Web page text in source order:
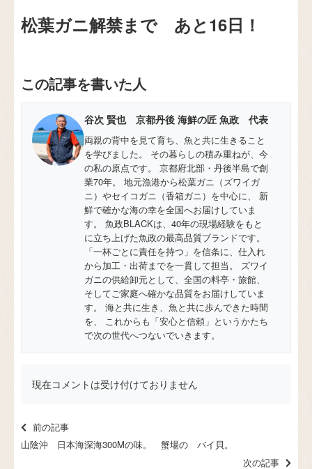
松葉ガニ解禁まで あと16日！
この記事を書いた人
谷次 賢也 京都丹後 海鮮の匠 魚政 代表
両親の背中を見て育ち、魚と共に生きること
を学びました。 その暮らしの積み重ねが、今
の私の原点です。 京都府北部・丹後半島で創
業70年。 地元漁港から松葉ガニ（ズワイガ
ニ）やセイコガニ（香箱ガニ）を中心に、 新
鮮で確かな海の幸を全国へお届けしていま
す。 魚政BLACKは、40年の現場経験をもと
に立ち上げた魚政の最高品質ブランドです。
「一杯ごとに責任を持つ」を信条に、仕入れ
から加工・出荷までを一貫して担当。 ズワイ
ガニの供給卸元として、全国の料亭・旅館、
そしてご家庭へ確かな品質をお届けしていま
す。 海と共に生き、魚と共に歩んできた時間
を、 これからも「安心と信頼」というかたち
で次の世代へつないでいきます。
現在コメントは受け付けておりません
前の記事
山陰沖 日本海深海300Mの味。 蟹場の バイ貝。
次の記事